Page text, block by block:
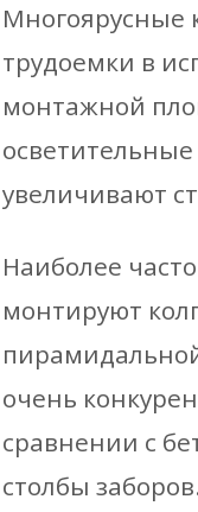
Многоярусные
трудоемки в
монтажной
увеличивают
Наиболее
монтируют
очень
сравнении с
столбы